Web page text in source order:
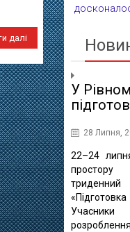
далі
У
28 Липня,
22–24
простору
Учасники
розроблення